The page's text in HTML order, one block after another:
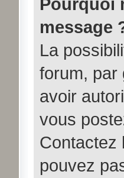
message
La
forum, par
avoir
vous
Contactez
pouvez